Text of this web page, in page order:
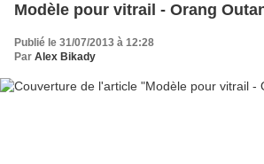
Modèle pour vitrail - Orang
Publié le 31/07/2013 à 12:28
Par Alex Bikady